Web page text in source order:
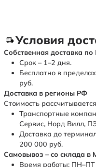
Условия
Собственная доставка
Срок – 1–2 дня.
Бесплатно в
руб.
Доставка в регионы РФ
Стоимость
Транспортные
Сервис, Норд Вилл,
Доставка до
200 000 руб.
Самовывоз – со склада в
Время работы: